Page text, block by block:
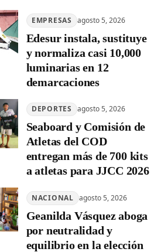
EMPRESAS agosto 5, 2026
Edesur instala, sustituye
y normaliza casi 10,000
luminarias en 12
demarcaciones
DEPORTES agosto 5, 2026
Seaboard y Comisión de
Atletas del COD
entregan más de 700 kits
a atletas para JJCC 2026
NACIONAL agosto 5, 2026
Geanilda Vásquez aboga
por neutralidad y
equilibrio en la elección